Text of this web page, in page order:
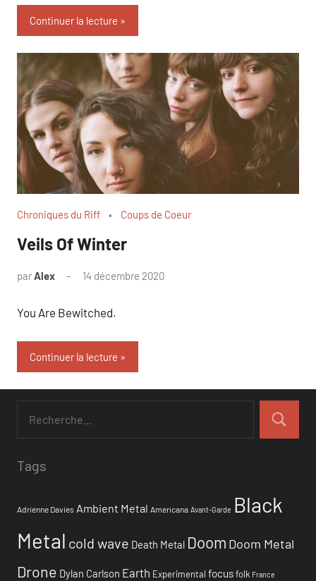
Continuer la lecture
Chroniques du Riff Coups de Coeur
Veils Of Winter
parAlex 14 décembre 2020
You Are Bewitched.
Continuer la lecture
Tags
Adrienne Davies Ambient Metal Americana Avant-Garde Black
Metal cold wave Death Metal Doom Doom Metal
Drone Dylan Carlson Earth Experimental focusfolk France